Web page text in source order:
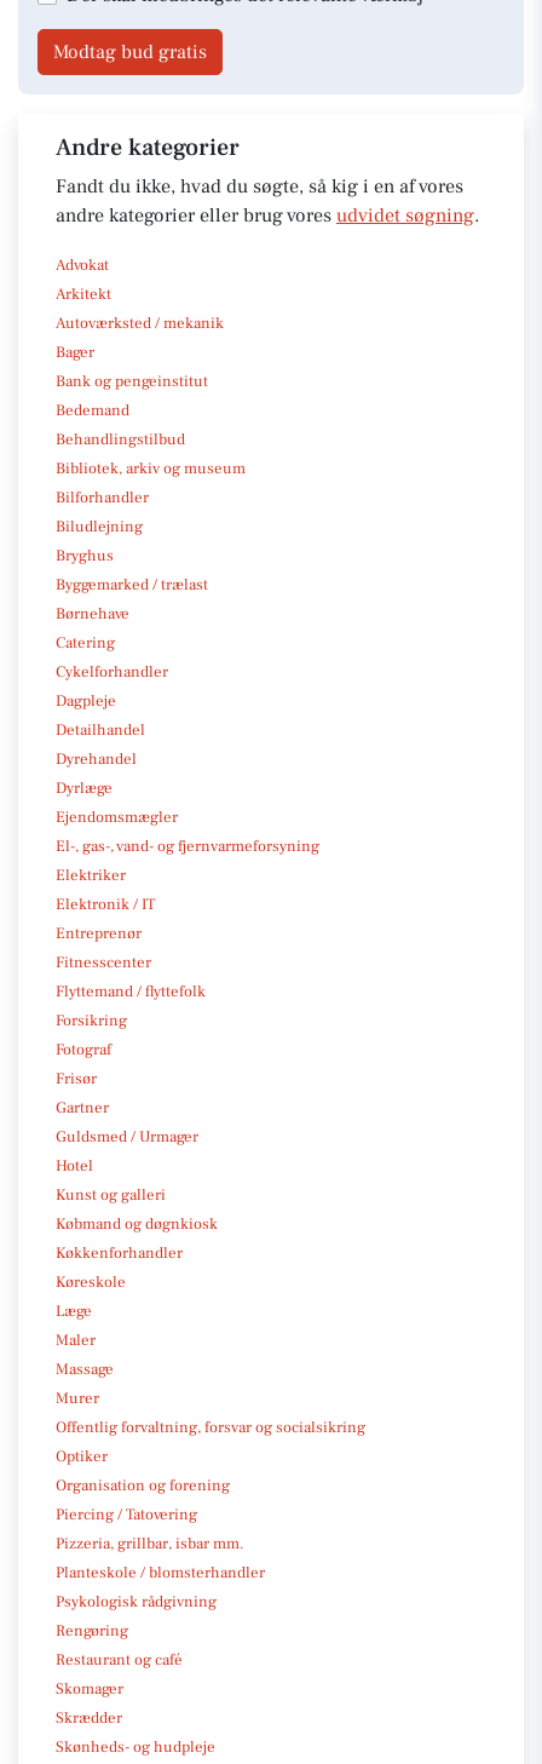
Modtag bud gratis
Andre kategorier
Fandt du ikke, hvad du søgte, så kig i en af vores
andre kategorier eller brug vores udvidet søgning.
Advokat
Arkitekt
Autoværksted / mekanik
Bager
Bank og pengeinstitut
Bedemand
Behandlingstilbud
Bibliotek, arkiv og museum
Bilforhandler
Biludlejning
Bryghus
Byggemarked / trælast
Børnehave
Catering
Cykelforhandler
Dagpleje
Detailhandel
Dyrehandel
Dyrlæge
Ejendomsmægler
El-, gas-, vand- og fjernvarmeforsyning
Elektriker
Elektronik / IT
Entreprenør
Fitnesscenter
Flyttemand / flyttefolk
Forsikring
Fotograf
Frisør
Gartner
Guldsmed / Urmager
Hotel
Kunst og galleri
Købmand og døgnkiosk
Køkkenforhandler
Køreskole
Læge
Maler
Massage
Murer
Offentlig forvaltning, forsvar og socialsikring
Optiker
Organisation og forening
Piercing / Tatovering
Pizzeria, grillbar, isbar mm.
Planteskole / blomsterhandler
Psykologisk rådgivning
Rengøring
Restaurant og café
Skomager
Skrædder
Skønheds- og hudpleje